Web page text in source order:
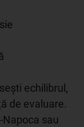
echilibrul,
de evaluare.
sau